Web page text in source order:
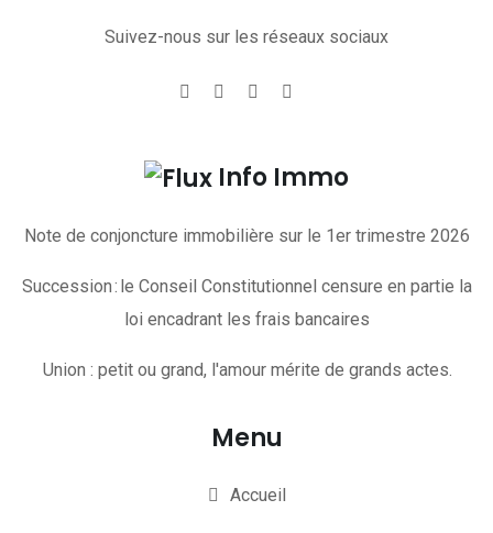
Suivez-nous sur les réseaux sociaux
Info Immo
Note de conjoncture immobilière sur le 1er trimestre 2026
Succession : le Conseil Constitutionnel censure en partie la
loi encadrant les frais bancaires
Union : petit ou grand, l'amour mérite de grands actes.
Menu
Accueil